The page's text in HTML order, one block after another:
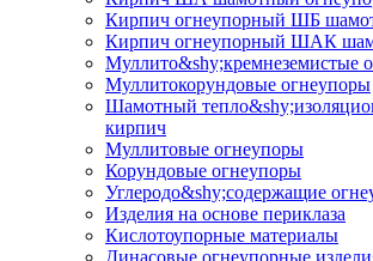
Кирпич огнеупорный ШБ
Кирпич огнеупорный ШАК
Муллито&shy;­кремнеземистые
Муллито­корундовые огнеупоры
Шамотный
кирпич
Муллитовые огнеупоры
Корундовые огнеупоры
Углеродо&shy;содержащие
Изделия на основе периклаза
Кислотоупорные материалы